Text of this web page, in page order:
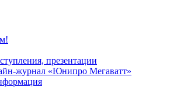
презентации
журнал «Юнипро Мегаватт»